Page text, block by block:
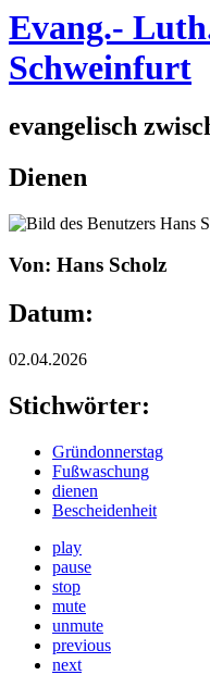
Evang.-
Schweinfurt
evangelisch
Dienen
Von: Hans Scholz
Datum:
02.04.2026
Stichwörter:
Gründonnerstag
Fußwaschung
dienen
Bescheidenheit
play
pause
stop
mute
unmute
previous
next